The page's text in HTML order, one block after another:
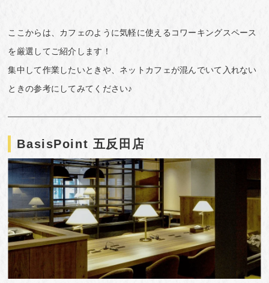
ここからは、カフェのように気軽に使えるコワーキングスペース
を厳選してご紹介します！
集中して作業したいときや、ネットカフェが混んでいて入れない
ときの参考にしてみてください♪
BasisPoint 五反田店